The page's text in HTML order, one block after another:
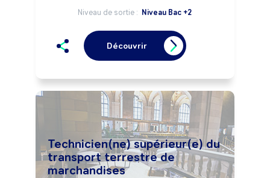
Niveau de sortie : Niveau Bac +2
Découvrir
Technicien(ne) supérieur(e) du
transport terrestre de
marchandises